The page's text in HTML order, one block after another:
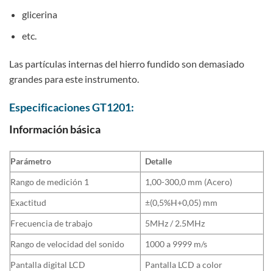
glicerina
etc.
Las partículas internas del hierro fundido son demasiado
grandes para este instrumento.
Especificaciones GT1201:
Información básica
Parámetro
Detalle
Rango de medición 1
1,00-300,0 mm (Acero)
Exactitud
±(0,5%H+0,05) mm
Frecuencia de trabajo
5MHz / 2.5MHz
Rango de velocidad del sonido
1000 a 9999 m/s
Pantalla digital LCD
Pantalla LCD a color